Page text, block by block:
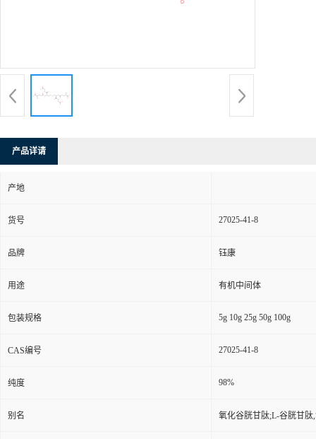
产品详请
产地
货号 27025-41-8
品牌 钰康
用途 有机中间体
包装规格 5g 10g 25g 50g 100g
CAS编号 27025-41-8
纯度 98%
别名 氧化谷胱甘肽;L-谷胱甘肽